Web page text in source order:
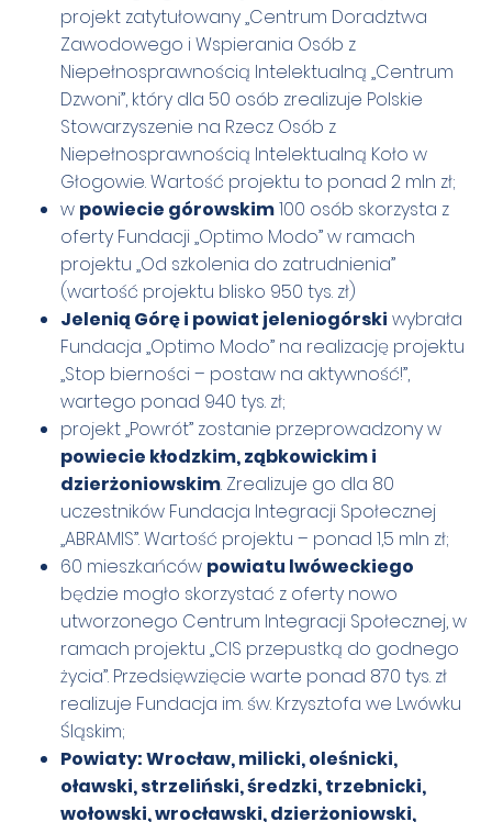
projekt zatytułowany „Centrum Doradztwa
Zawodowego i Wspierania Osób z
Niepełnosprawnością Intelektualną „Centrum
Dzwoni”, który dla 50 osób zrealizuje Polskie
Stowarzyszenie na Rzecz Osób z
Niepełnosprawnością Intelektualną Koło w
Głogowie. Wartość projektu to ponad 2 mln zł;
w powiecie górowskim100 osób skorzysta z
oferty Fundacji „Optimo Modo” w ramach
projektu „Od szkolenia do zatrudnienia”
(wartość projektu blisko 950 tys. zł)
Jelenią Górę i powiat jeleniogórski wybrała
Fundacja „Optimo Modo” na realizację projektu
„Stop bierności – postaw na aktywność!”,
wartego ponad 940 tys. zł;
projekt „Powrót” zostanie przeprowadzony w
powiecie kłodzkim, ząbkowickim i
dzierżoniowskim. Zrealizuje go dla 80
uczestników Fundacja Integracji Społecznej
„ABRAMIS”. Wartość projektu – ponad 1,5 mln zł;
60 mieszkańców powiatu lwóweckiego
będzie mogło skorzystać z oferty nowo
utworzonego Centrum Integracji Społecznej, w
ramach projektu „CIS przepustką do godnego
życia”. Przedsięwzięcie warte ponad 870 tys. zł
realizuje Fundacja im. św. Krzysztofa we Lwówku
Śląskim;
Powiaty: Wrocław, milicki, oleśnicki,
oławski, strzeliński, średzki, trzebnicki,
wołowski, wrocławski, dzierżoniowski,